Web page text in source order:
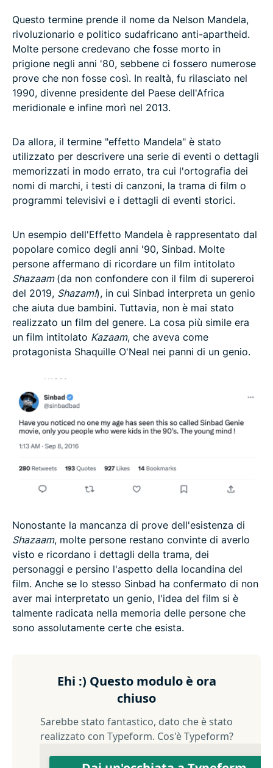
Questo termine prende il nome da Nelson Mandela,
rivoluzionario e politico sudafricano anti-apartheid.
Molte persone credevano che fosse morto in
prigione negli anni '80, sebbene ci fossero numerose
prove che non fosse così. In realtà, fu rilasciato nel
1990, divenne presidente del Paese dell'Africa
meridionale e infine morì nel 2013.
Da allora, il termine "effetto Mandela" è stato
utilizzato per descrivere una serie di eventi o dettagli
memorizzati in modo errato, tra cui l'ortografia dei
nomi di marchi, i testi di canzoni, la trama di film o
programmi televisivi e i dettagli di eventi storici.
Un esempio dell'Effetto Mandela è rappresentato dal
popolare comico degli anni '90, Sinbad. Molte
persone affermano di ricordare un film intitolato
Shazaam (da non confondere con il film di supereroi
del 2019, Shazam!), in cui Sinbad interpreta un genio
che aiuta due bambini. Tuttavia, non è mai stato
realizzato un film del genere. La cosa più simile era
un film intitolato Kazaam, che aveva come
protagonista Shaquille O'Neal nei panni di un genio.
Nonostante la mancanza di prove dell'esistenza di
Shazaam, molte persone restano convinte di averlo
visto e ricordano i dettagli della trama, dei
personaggi e persino l'aspetto della locandina del
film. Anche se lo stesso Sinbad ha confermato di non
aver mai interpretato un genio, l'idea del film si è
talmente radicata nella memoria delle persone che
sono assolutamente certe che esista.